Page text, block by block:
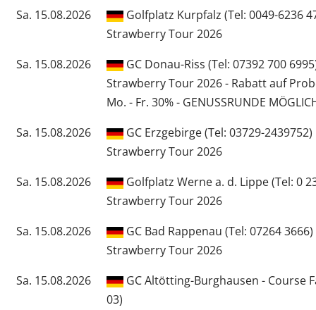
Sa. 15.08.2026
Golfplatz Kurpfalz (Tel: 0049-6236
Strawberry Tour 2026
Sa. 15.08.2026
GC Donau-Riss (Tel: 07392 700
Strawberry Tour 2026 - Rabatt auf
Mo. - Fr. 30% - GENUSSRUNDE
Sa. 15.08.2026
GC Erzgebirge (Tel: 03729-2439752)
Strawberry Tour 2026
Sa. 15.08.2026
Golfplatz Werne a. d. Lippe (Tel: 0
Strawberry Tour 2026
Sa. 15.08.2026
GC Bad Rappenau (Tel: 07264 3666)
Strawberry Tour 2026
Sa. 15.08.2026
GC Altötting-Burghausen - Course
03)